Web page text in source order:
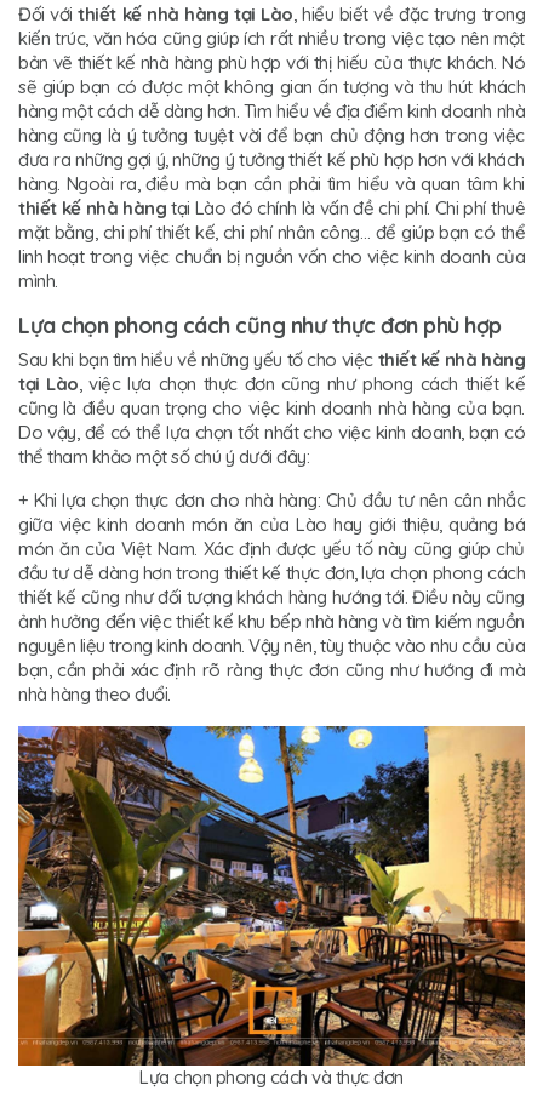
Đối vớithiết kế nhà hàng tại Lào, hiểu biết về đặc trưng trong
kiến trúc, văn hóa cũng giúp ích rất nhiều trong việc tạo nên một
bản vẽ thiết kế nhà hàng phù hợp với thị hiếu của thực khách. Nó
sẽ giúp bạn có được một không gian ấn tượng và thu hút khách
hàng một cách dễ dàng hơn. Tìm hiểu về địa điểm kinh doanh nhà
hàng cũng là ý tưởng tuyệt vời để bạn chủ động hơn trong việc
đưa ra những gợi ý, những ý tưởng thiết kế phù hợp hơn với khách
hàng. Ngoài ra, điều mà bạn cần phải tìm hiểu và quan tâm khi
thiết kế nhà hàngtại Lào đó chính là vấn đề chi phí. Chi phí thuê
mặt bằng, chi phí thiết kế, chi phí nhân công… để giúp bạn có thể
linh hoạt trong việc chuẩn bị nguồn vốn cho việc kinh doanh của
mình.
Lựa chọn phong cách cũng như thực đơn phù hợp
Sau khi bạn tìm hiểu về những yếu tố cho việc thiết kế nhà hàng
tại Lào, việc lựa chọn thực đơn cũng như phong cách thiết kế
cũng là điều quan trọng cho việc kinh doanh nhà hàng của bạn.
Do vậy, để có thể lựa chọn tốt nhất cho việc kinh doanh, bạn có
thể tham khảo một số chú ý dưới đây:
+ Khi lựa chọn thực đơn cho nhà hàng: Chủ đầu tư nên cân nhắc
giữa việc kinh doanh món ăn của Lào hay giới thiệu, quảng bá
món ăn của Việt Nam. Xác định được yếu tố này cũng giúp chủ
đầu tư dễ dàng hơn trong thiết kế thực đơn, lựa chọn phong cách
thiết kế cũng như đối tượng khách hàng hướng tới. Điều này cũng
ảnh hưởng đến việc thiết kế khu bếp nhà hàng và tìm kiếm nguồn
nguyên liệu trong kinh doanh. Vậy nên, tùy thuộc vào nhu cầu của
bạn, cần phải xác định rõ ràng thực đơn cũng như hướng đi mà
nhà hàng theo đuổi.
Lựa chọn phong cách và thực đơn